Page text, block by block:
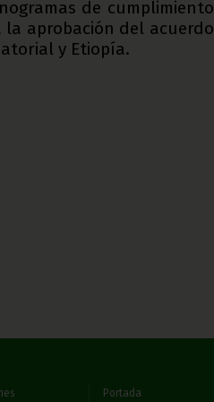
de cumplimiento
aprobación del acuerdo
y Etiopía.
Portada